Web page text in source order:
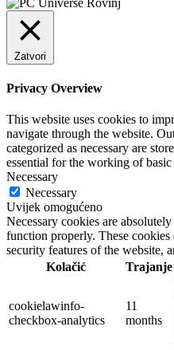
Zatvori
Privacy Overview
This website uses cookies to
navigate through the website.
categorized as necessary are
essential for the working of
Necessary
Necessary
Uvijek omogućeno
Necessary cookies are
function properly. These
security features of the website,
Kolačić
Trajanje
cookielawinfo-
checkbox-analytics
11
months